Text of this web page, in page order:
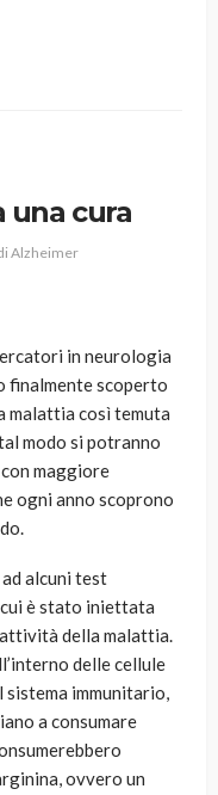
una cura
Alzheimer
in neurologia
finalmente scoperto
malattia così temuta
modo si potranno
maggiore
ogni anno scoprono
alcuni test
è stato iniettata
della malattia.
delle cellule
immunitario,
a consumare
ovvero un